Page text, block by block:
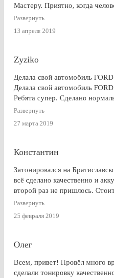
Мастеру. Приятно, когда
Развернуть
13 апреля 2019
Zyziko
Делала свой автомобиль
Делала свой автомобиль
Ребята супер. Сделано
Развернуть
27 марта 2019
Константин
Затонировался на
всё сделано качественно и
второй раз не пришлось.
Развернуть
25 февраля 2019
Олег
Всем, привет! Провёл много
сделали тонировку